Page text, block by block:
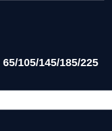
65/105/145/185/225